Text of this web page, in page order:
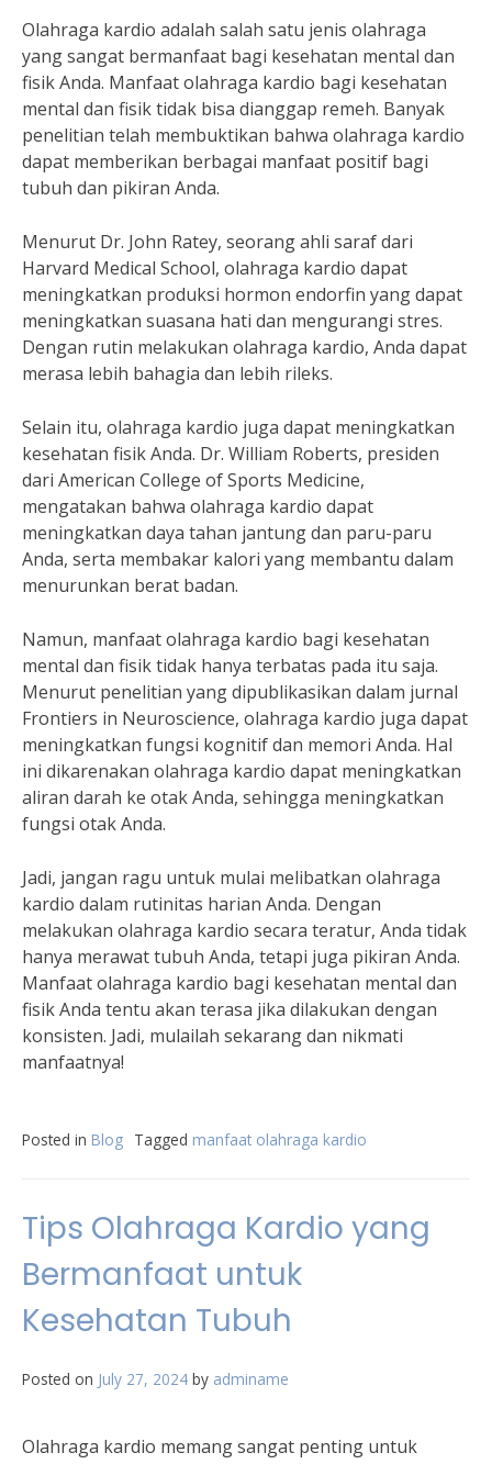
Olahraga kardio adalah salah satu jenis olahraga
yang sangat bermanfaat bagi kesehatan mental dan
fisik Anda. Manfaat olahraga kardio bagi kesehatan
mental dan fisik tidak bisa dianggap remeh. Banyak
penelitian telah membuktikan bahwa olahraga kardio
dapat memberikan berbagai manfaat positif bagi
tubuh dan pikiran Anda.
Menurut Dr. John Ratey, seorang ahli saraf dari
Harvard Medical School, olahraga kardio dapat
meningkatkan produksi hormon endorfin yang dapat
meningkatkan suasana hati dan mengurangi stres.
Dengan rutin melakukan olahraga kardio, Anda dapat
merasa lebih bahagia dan lebih rileks.
Selain itu, olahraga kardio juga dapat meningkatkan
kesehatan fisik Anda. Dr. William Roberts, presiden
dari American College of Sports Medicine,
mengatakan bahwa olahraga kardio dapat
meningkatkan daya tahan jantung dan paru-paru
Anda, serta membakar kalori yang membantu dalam
menurunkan berat badan.
Namun, manfaat olahraga kardio bagi kesehatan
mental dan fisik tidak hanya terbatas pada itu saja.
Menurut penelitian yang dipublikasikan dalam jurnal
Frontiers in Neuroscience, olahraga kardio juga dapat
meningkatkan fungsi kognitif dan memori Anda. Hal
ini dikarenakan olahraga kardio dapat meningkatkan
aliran darah ke otak Anda, sehingga meningkatkan
fungsi otak Anda.
Jadi, jangan ragu untuk mulai melibatkan olahraga
kardio dalam rutinitas harian Anda. Dengan
melakukan olahraga kardio secara teratur, Anda tidak
hanya merawat tubuh Anda, tetapi juga pikiran Anda.
Manfaat olahraga kardio bagi kesehatan mental dan
fisik Anda tentu akan terasa jika dilakukan dengan
konsisten. Jadi, mulailah sekarang dan nikmati
manfaatnya!
Posted in Blog Tagged manfaat olahraga kardio
Tips Olahraga Kardio yang
Bermanfaat untuk
Kesehatan Tubuh
Posted on July 27, 2024 by adminame
Olahraga kardio memang sangat penting untuk